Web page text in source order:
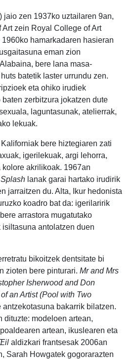
jaio zen 1937ko uztailaren 9an,
zein Royal College of Art
hamarkadaren hasieran
eman zion
bere lana masa-
batetik laster urrundu zen.
eta ohiko irudiek
zerbitzura jokatzen dute
laguntasunak, atelierrak,
lekuak.
bere hiztegiaren zati
igerilekuak, argi lehorra,
akrilikoak. 1967an
lanak garai hartako irudirik
jarraitzen du. Alta, Ikur hedonista
koadro bat da: igerilaririk
arrastora mugatutako
antolatzen duen
bikoitzek dentsitate bi
zioten bere pinturari. Mr and Mrs
Isherwood and Don
an Artist (Pool with Two
antzekotasuna bakarrik bilatzen.
dituzte: modeloen artean,
artean, ikuslearen eta
aldizkari frantsesak 2006an
Sarah Howgatek gogorarazten